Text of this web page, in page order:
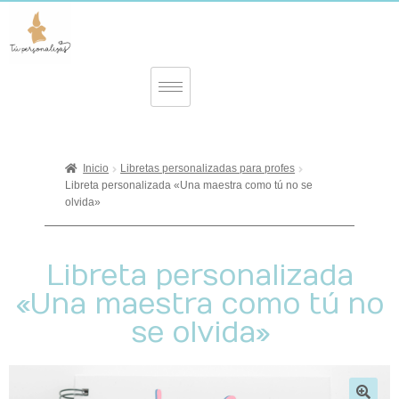
Inicio
Libretas personalizadas para profes
Libreta personalizada «Una maestra como tú no se
olvida»
Libreta personalizada
«Una maestra como tú no
se olvida»